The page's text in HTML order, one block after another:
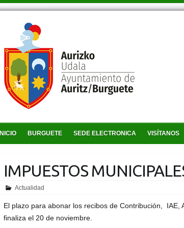
INICIO BURGUETE SEDE ELECTRONICA VISÍTANOS
IMPUESTOS
Actualidad
El plazo para abonar los recibos de Contribución, IAE,
finaliza el 20 de noviembre.